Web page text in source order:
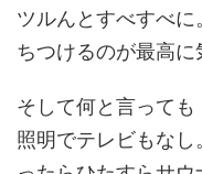
ツルんとすべすべ
ちつけるのが最高に
そして何と言っても
照明でテレビもな